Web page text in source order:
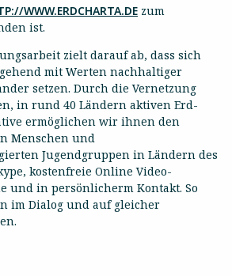
WWW.ERDCHARTA.DE zum
ist.
zielt darauf ab, dass sich
mit Werten nachhaltiger
setzen. Durch die Vernetzung
in rund 40 Ländern aktiven Erd-
ermöglichen wir ihnen den
Menschen und
Jugendgruppen in Ländern des
kostenfreie Online Video-
und in persönlicherm Kontakt. So
im Dialog und auf gleicher